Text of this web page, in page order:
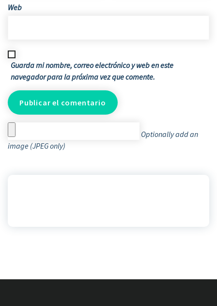
Web
Guarda mi nombre, correo electrónico y web en este
navegador para la próxima vez que comente.
Optionally add an
image (JPEG only)